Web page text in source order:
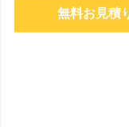
無料お見積